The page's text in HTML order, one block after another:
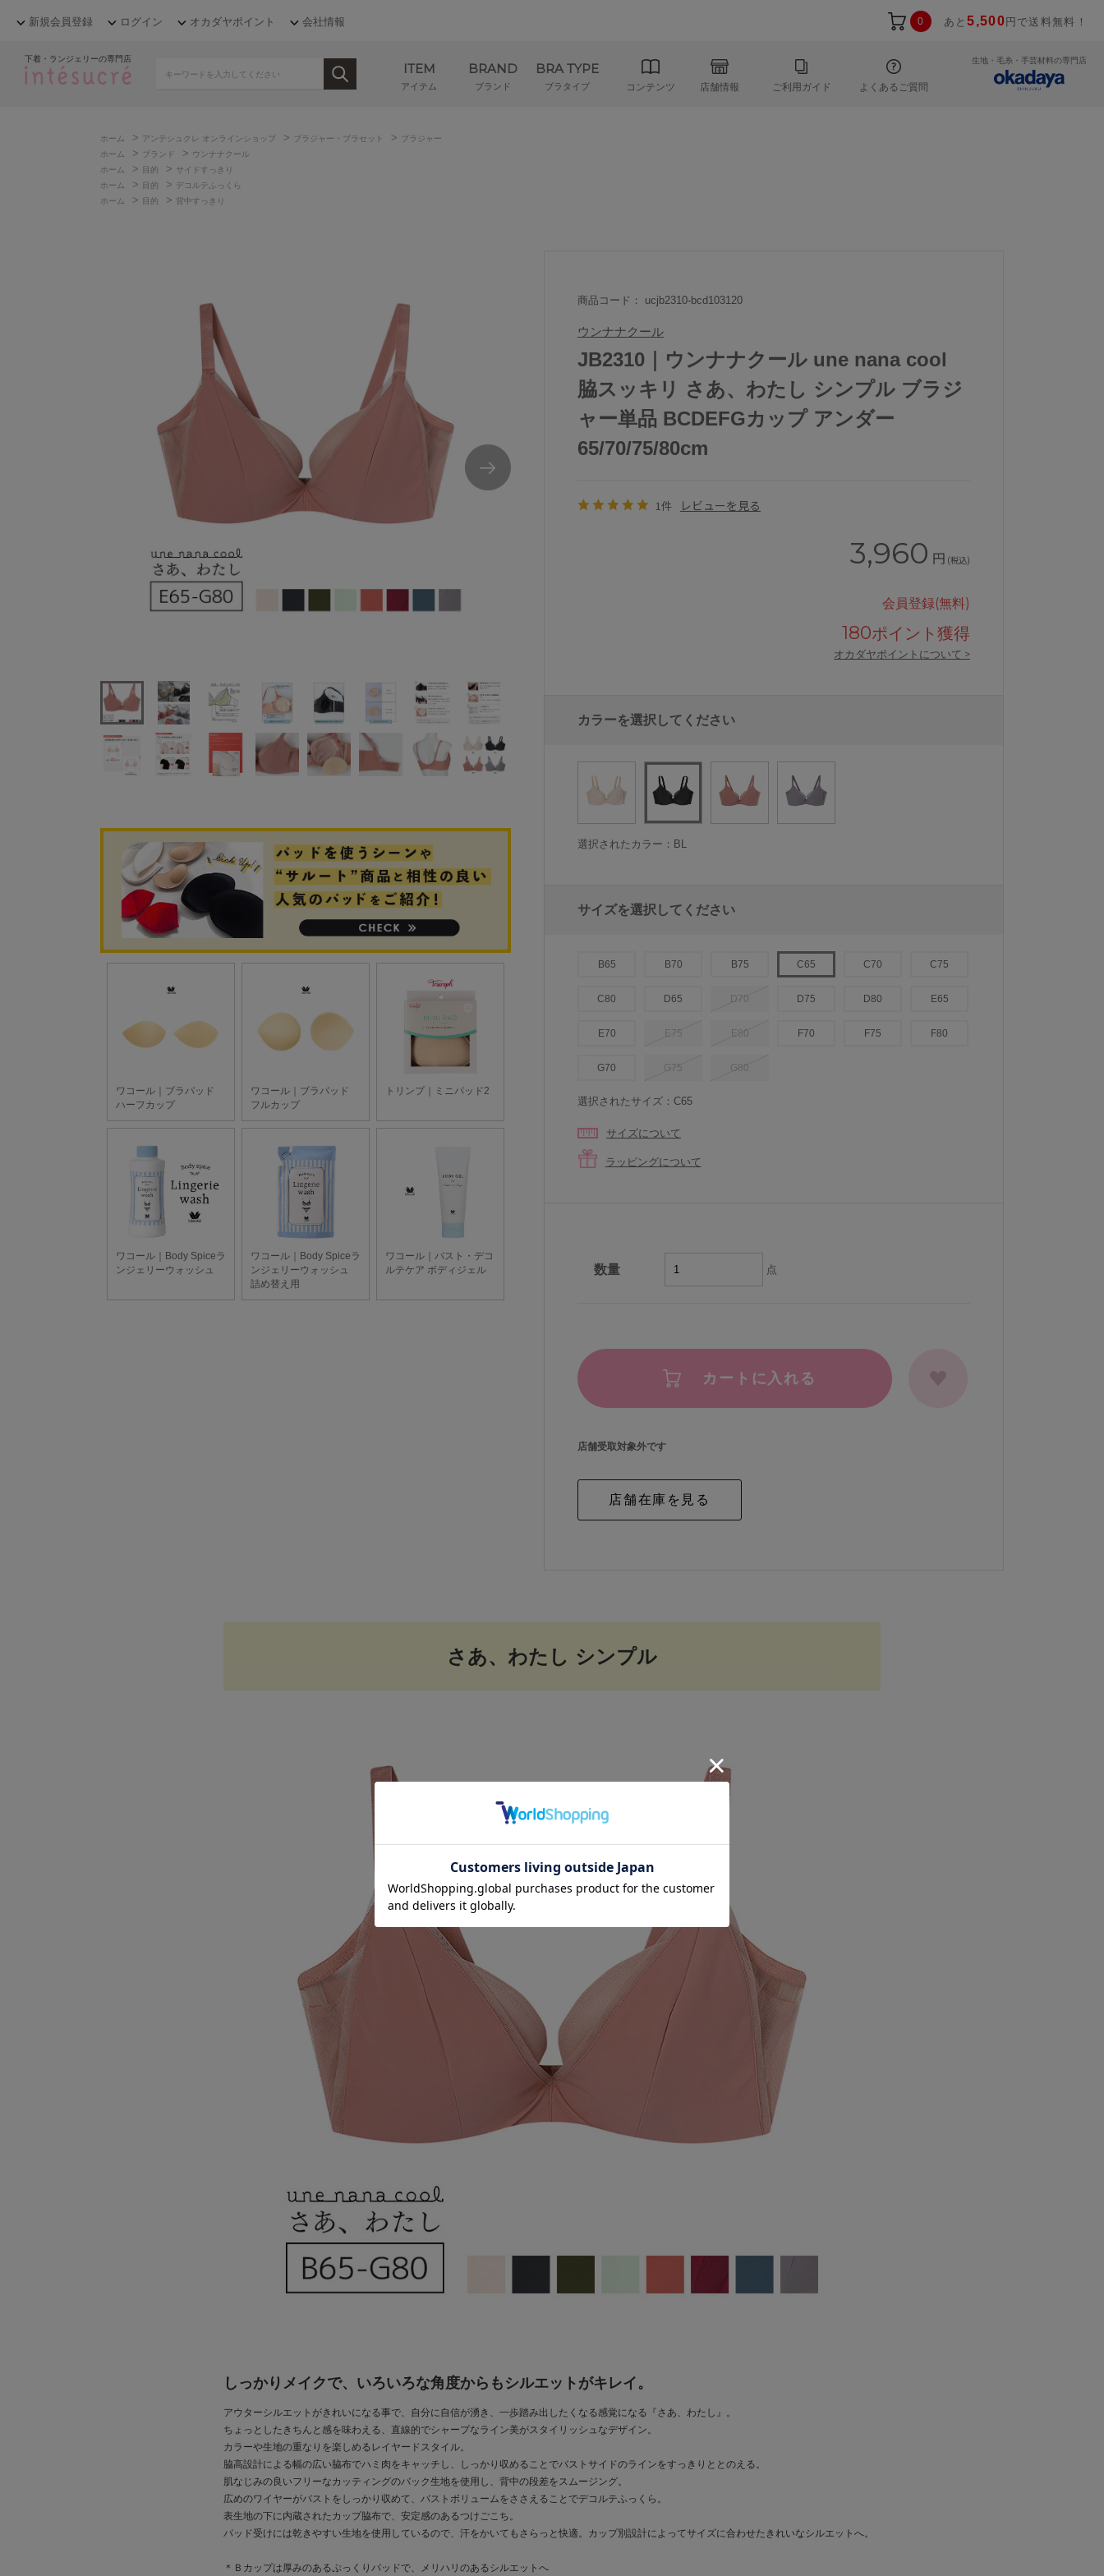
新規会員登録 ログイン オカダヤポイント 会社情報 0 あと5,500 円で送料無料！
下着・ランジェリーの専門店
ITEM
アイテム
BRAND
ブランド
BRA TYPE
ブラタイプ コンテンツ 店舗情報 ご利用ガイド よくあるご質問
生地・毛糸・手芸材料の専門店
ホーム > アンテシュクレ オンラインショップ > ブラジャー・ブラセット > ブラジャー
ホーム
> ブランド > ウンナナクール
ホーム
> 目的 > サイドすっきり
ホーム
> 目的 >
デコルテふっくら
ホーム
> 目的 > 背中すっきり
商品コード： ucjb2310-bcd103120
ウンナナクール
JB2310｜ウンナナクール une nana cool
脇スッキリ さあ、わたし シンプル ブラジ
ャー単品 BCDEFGカップ アンダー
65/70/75/80cm
1件 レビューを見る
3,960 円 (税込)
会員登録(無料)
180ポイント獲得
オカダヤポイントについて >
カラーを選択してください
選択されたカラー：BL
サイズを選択してください
B65 B70 B75 C65 C70 C75
C80 D65 D70 D75 D80 E65
E70 E75 E80 F70 F75 F80
G70 G75 G80
選択されたサイズ：C65
サイズについて
ラッピングについて
数量 点
カートに入れる
店舗受取対象外です
さあ、わたし シンプル
しっかりメイクで、いろいろな角度からもシルエットがキレイ。
アウターシルエットがきれいになる事で、自分に自信が湧き、一歩踏み出したくなる感覚になる『さあ、わたし』。
ちょっとしたきちんと感を味わえる、直線的でシャープなライン美がスタイリッシュなデザイン。
カラーや生地の重なりを楽しめるレイヤードスタイル。
脇高設計による幅の広い脇布でハミ肉をキャッチし、しっかり収めることでバストサイドのラインをすっきりととのえる。
肌なじみの良いフリーなカッティングのバック生地を使用し、背中の段差をスムージング。
広めのワイヤーがバストをしっかり収めて、バストボリュームをささえることでデコルテふっくら。
表生地の下に内蔵されたカップ脇布で、安定感のあるつけごこち。
パッド受けには乾きやすい生地を使用しているので、汗をかいてもさらっと快適。カップ別設計によってサイズに合わせたきれいなシルエットへ。
＊Ｂカップは厚みのあるぷっくりパッドで、メリハリのあるシルエットへ